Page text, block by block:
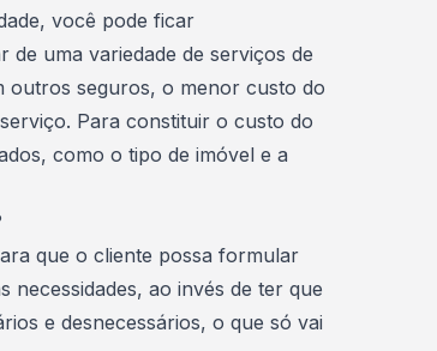
você pode ficar
de uma variedade de serviços de
seguros, o menor custo do
Para constituir o custo do
como o tipo de imóvel e a
que o cliente possa formular
necessidades, ao invés de ter que
e desnecessários, o que só vai